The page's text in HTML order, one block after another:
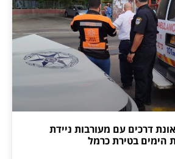
דרכים עם מעורבות ניידת
בטירת כרמל